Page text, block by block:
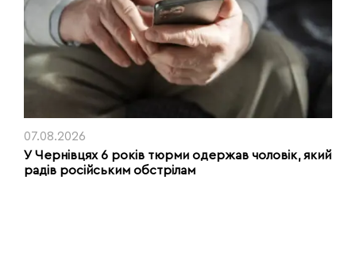
07.08.2026
У Чернівцях 6 років тюрми одержав чоловік, який
радів російським обстрілам